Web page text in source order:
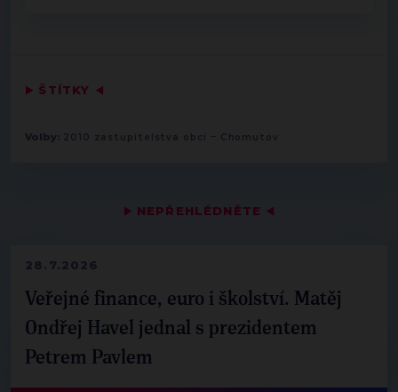
▶ NEPŘEHLÉDNĚTE ◀
28.7.2026
Veřejné finance, euro i školství. Matěj
Ondřej Havel jednal s prezidentem
Petrem Pavlem
▶ ŠTÍTKY ◀
Volby: 2010 zastupitelstva obcí - Chomutov